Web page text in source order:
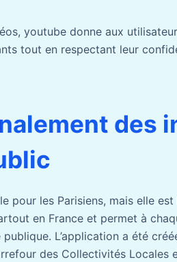
youtube donne aux
tout en respectant leur
des
pour les Parisiens, mais elle
en France et permet à
L’application a été
des Collectivités Locales